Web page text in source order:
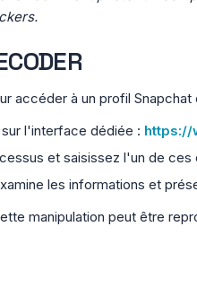
accéder à un profil
l'interface dédiée : https://
et saisissez l'un de
les informations et
manipulation peut être